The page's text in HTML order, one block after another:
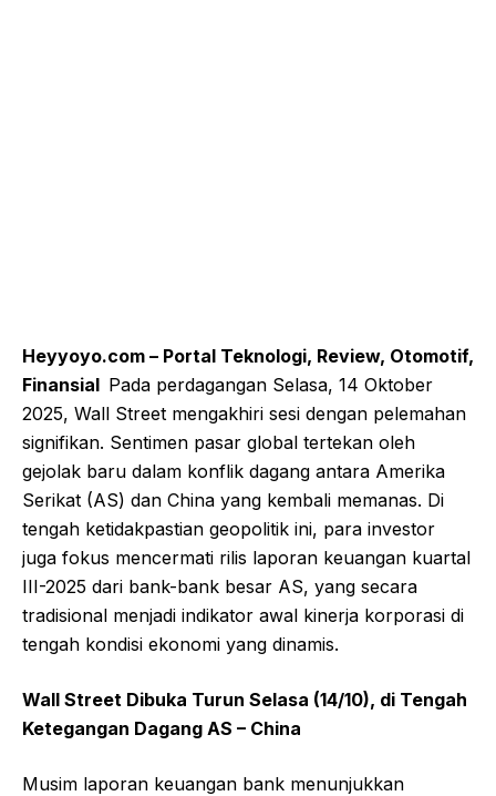
Heyyoyo.com – Portal Teknologi, Review, Otomotif,
Finansial Pada perdagangan Selasa, 14 Oktober
2025, Wall Street mengakhiri sesi dengan pelemahan
signifikan. Sentimen pasar global tertekan oleh
gejolak baru dalam konflik dagang antara Amerika
Serikat (AS) dan China yang kembali memanas. Di
tengah ketidakpastian geopolitik ini, para investor
juga fokus mencermati rilis laporan keuangan kuartal
III-2025 dari bank-bank besar AS, yang secara
tradisional menjadi indikator awal kinerja korporasi di
tengah kondisi ekonomi yang dinamis.
Wall Street Dibuka Turun Selasa (14/10), di Tengah
Ketegangan Dagang AS – China
Musim laporan keuangan bank menunjukkan